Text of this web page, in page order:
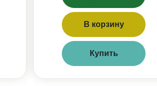
В корзину
Купить